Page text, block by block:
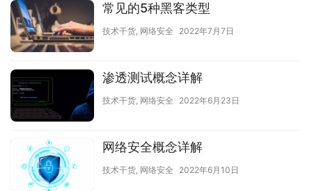
常见的5种黑客类型
技术干货, 网络安全 2022年7月7日
渗透测试概念详解
技术干货, 网络安全 2022年6月23日
网络安全概念详解
技术干货, 网络安全 2022年6月10日